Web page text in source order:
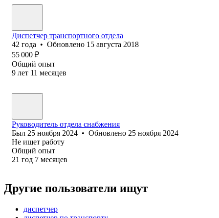
Диспетчер транспортного отдела
42 года • Обновлено 15 августа 2018
55 000 ₽
Общий опыт
9 лет 11 месяцев
Руководитель отдела снабжения
Был 25 ноября 2024 • Обновлено 25 ноября 2024
Не ищет работу
Общий опыт
21 год 7 месяцев
Другие пользователи ищут
диспетчер